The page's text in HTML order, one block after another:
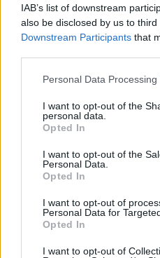
IAB’s list of downstream
also be disclosed by us to
Downstream Participants that
Personal Data
I want to opt-out of the
personal data.
Opted In
I want to opt-out of the
Personal Data.
Opted In
I want to opt-out of
Personal Data for
Opted In
I want to opt-out of
Afficher la carte